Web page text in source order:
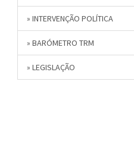
» INTERVENÇÃO POLÍTICA
» BARÓMETRO TRM
» LEGISLAÇÃO